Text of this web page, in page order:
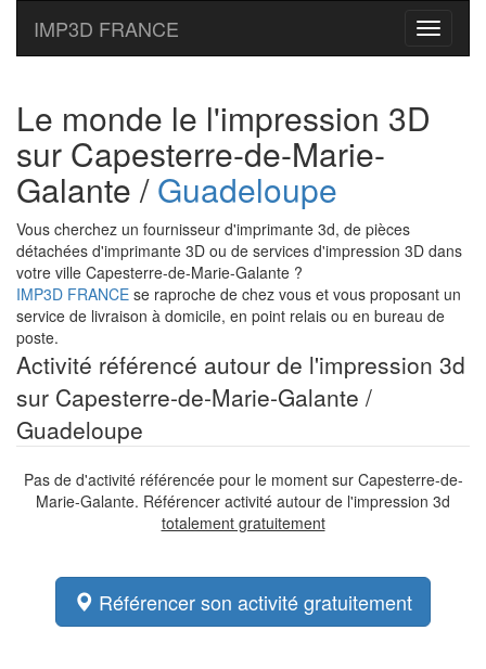
Toggle
IMP3D FRANCE
Le monde le l'impression 3D
sur Capesterre-de-Marie-
Galante /Guadeloupe
Vous cherchez un fournisseur d'imprimante 3d, de pièces
détachées d'imprimante 3D ou de services d'impression 3D dans
votre ville Capesterre-de-Marie-Galante ?
IMP3D FRANCE se raproche de chez vous et vous proposant un
service de livraison à domicile, en point relais ou en bureau de
poste.
Activité référencé autour de l'impression 3d
sur Capesterre-de-Marie-Galante /
Guadeloupe
Pas de d'activité référencée pour le moment sur Capesterre-de-
Marie-Galante. Référencer activité autour de l'impression 3d
totalement gratuitement
Référencer son activité gratuitement